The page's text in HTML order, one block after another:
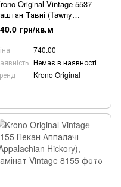
Original Vintage 5537
Тавні (Tawny
ламінат
грн/кв.м
740.00
Немає в наявності
Krono Original